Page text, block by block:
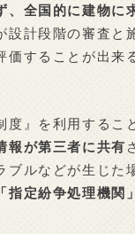
、全国的に建物に
設計段階の審査と
価することが出来
度』を利用するこ
報が第三者に共有
ブルなどが生じた
指定紛争処理機関